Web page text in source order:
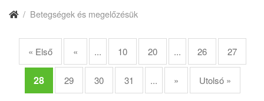
/ Betegségek és megelőzésük
« Első « ... 10 20 ... 26 27
28 29 30 31 ... » Utolsó »